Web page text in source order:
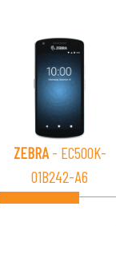
ZEBRA- EC500K-
01B242-A6